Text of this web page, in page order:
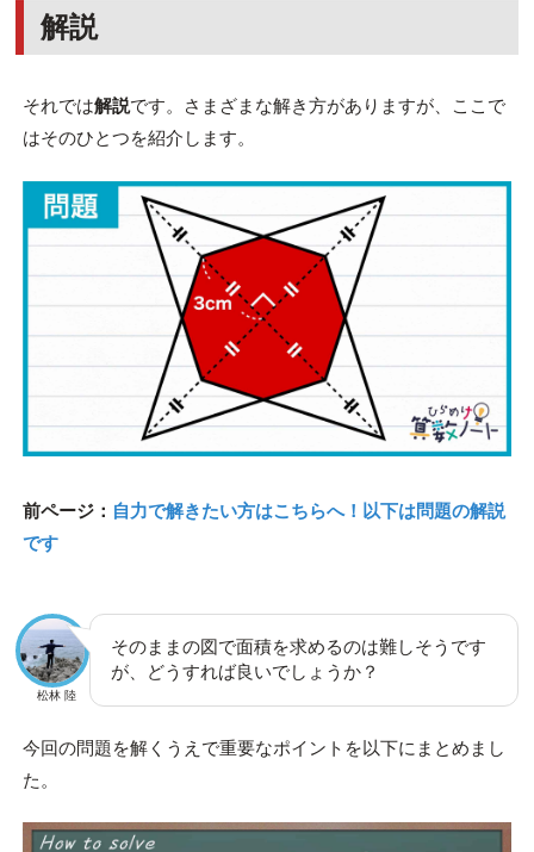
解説
それでは解説です。さまざまな解き方がありますが、ここで
はそのひとつを紹介します。
前ページ： 自力で解きたい方はこちらへ！以下は問題の解説
です
松林 陸
そのままの図で面積を求めるのは難しそうです
が、どうすれば良いでしょうか？
今回の問題を解くうえで重要なポイントを以下にまとめまし
た。